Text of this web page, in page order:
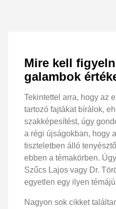
Mire kell
galambok
Tekintettel arra, hogy az
tartozó fajtákat bírálok,
szakképesítést, úgy
a régi újságokban, hogy
tiszteletben álló
ebben a témakörben.
Szűcs Lajos vagy Dr.
egyetlen egy ilyen
Nagyon sok cikket